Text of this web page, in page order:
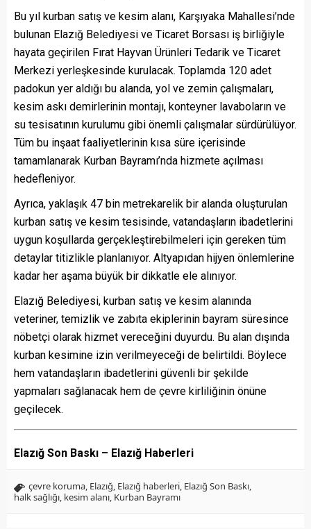
Bu yıl kurban satış ve kesim alanı, Karşıyaka Mahallesi’nde
bulunan Elazığ Belediyesi ve Ticaret Borsası iş birliğiyle
hayata geçirilen Fırat Hayvan Ürünleri Tedarik ve Ticaret
Merkezi yerleşkesinde kurulacak. Toplamda 120 adet
padokun yer aldığı bu alanda, yol ve zemin çalışmaları,
kesim askı demirlerinin montajı, konteyner lavaboların ve
su tesisatının kurulumu gibi önemli çalışmalar sürdürülüyor.
Tüm bu inşaat faaliyetlerinin kısa süre içerisinde
tamamlanarak Kurban Bayramı’nda hizmete açılması
hedefleniyor.
Ayrıca, yaklaşık 47 bin metrekarelik bir alanda oluşturulan
kurban satış ve kesim tesisinde, vatandaşların ibadetlerini
uygun koşullarda gerçekleştirebilmeleri için gereken tüm
detaylar titizlikle planlanıyor. Altyapıdan hijyen önlemlerine
kadar her aşama büyük bir dikkatle ele alınıyor.
Elazığ Belediyesi, kurban satış ve kesim alanında
veteriner, temizlik ve zabıta ekiplerinin bayram süresince
nöbetçi olarak hizmet vereceğini duyurdu. Bu alan dışında
kurban kesimine izin verilmeyeceği de belirtildi. Böylece
hem vatandaşların ibadetlerini güvenli bir şekilde
yapmaları sağlanacak hem de çevre kirliliğinin önüne
geçilecek.
Elazığ Son Baskı – Elazığ Haberleri
çevre koruma, Elazığ, Elazığ haberleri, Elazığ Son Baskı,
halk sağlığı, kesim alanı, Kurban Bayramı